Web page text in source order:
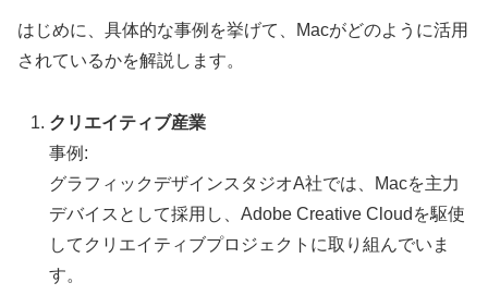
はじめに、具体的な事例を挙げて、Macがどのように活用
されているかを解説します。
クリエイティブ産業
事例:
グラフィックデザインスタジオA社では、Macを主力
デバイスとして採用し、Adobe Creative Cloudを駆使
してクリエイティブプロジェクトに取り組んでいま
す。